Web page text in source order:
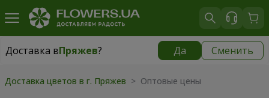
Доставка вПряжев? Да Сменить
Доставка вПряжев|
Доставка цветов в г. Пряжев > Оптовые цены